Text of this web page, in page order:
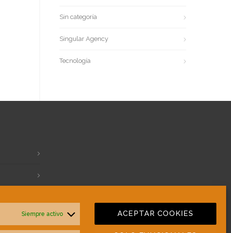
Siempre activo ACEPTAR COOKIES
Sin categoría
Singular Agency
Tecnología